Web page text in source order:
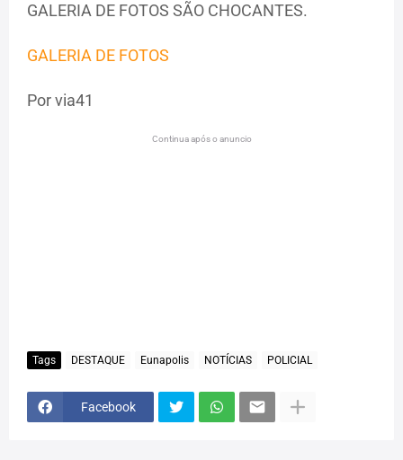
GALERIA DE FOTOS SÃO CHOCANTES.
GALERIA DE FOTOS
Por via41
Continua após o anuncio
Tags DESTAQUE Eunapolis NOTÍCIAS POLICIAL
Facebook